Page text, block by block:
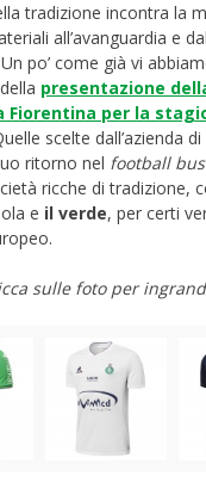
tradizione incontra la
all’avanguardia e
po’ come già vi
presentazione
Fiorentina per la
scelte dall’azienda di
ritorno nel football
ricche di tradizione,
e il verde, per certi
sulle foto per